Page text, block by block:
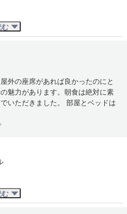
外の座席があれば良かったのにと
魅力があります。朝食は絶対に素
いただきました。 部屋とベッドは